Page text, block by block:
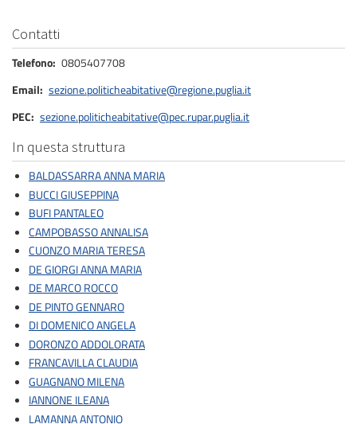
Contatti
Telefono 0805407708
Email sezione.politicheabitative@regione.puglia.it
PEC sezione.politicheabitative@pec.rupar.puglia.it
In questa struttura
BALDASSARRA ANNA MARIA
BUCCI GIUSEPPINA
BUFI PANTALEO
CAMPOBASSO ANNALISA
CUONZO MARIA TERESA
DE GIORGI ANNA MARIA
DE MARCO ROCCO
DE PINTO GENNARO
DI DOMENICO ANGELA
DORONZO ADDOLORATA
FRANCAVILLA CLAUDIA
GUAGNANO MILENA
IANNONE ILEANA
LAMANNA ANTONIO